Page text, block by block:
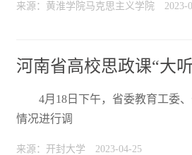
来源：黄淮学院马克思主义学院 2023-
河南省高校思政课“大
4月18日下午，省委教育工委
情况进行调
来源：开封大学 2023-04-25